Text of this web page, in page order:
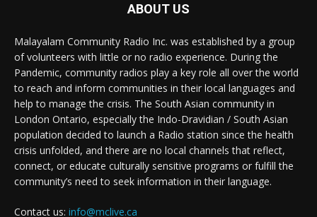
ABOUT US
Malayalam Community Radio Inc. was established by a group
of volunteers with little or no radio experience. During the
Pandemic, community radios play a key role all over the world
to reach and inform communities in their local languages and
help to manage the crisis. The South Asian community in
London Ontario, especially the Indo-Dravidian / South Asian
population decided to launch a Radio station since the health
crisis unfolded, and there are no local channels that reflect,
connect, or educate culturally sensitive programs or fulfill the
community’s need to seek information in their language.
Contact us: info@mclive.ca